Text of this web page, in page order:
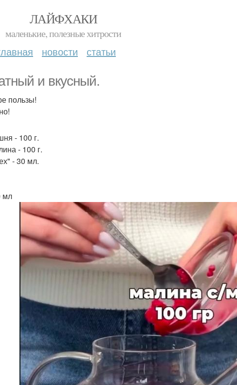
ЛАЙФХАКИ
маленькие, полезные хитрости
новости статьи
и вкycный.
пользы!
- 100 г.
- 100 г.
- 30 мл.
мл